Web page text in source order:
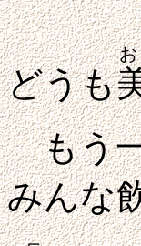
どうも
もう一
みんな